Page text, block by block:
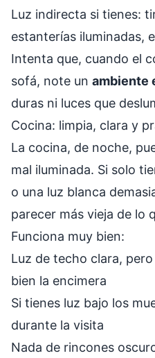
Luz indirecta si tienes:
estanterías iluminadas,
Intenta que, cuando el
sofá, note un ambiente
duras ni luces que
Cocina: limpia, clara y
La cocina, de noche,
mal iluminada. Si solo
o una luz blanca
parecer más vieja de lo
Funciona muy bien:
Luz de techo clara,
bien la encimera
Si tienes luz bajo los
durante la visita
Nada de rincones